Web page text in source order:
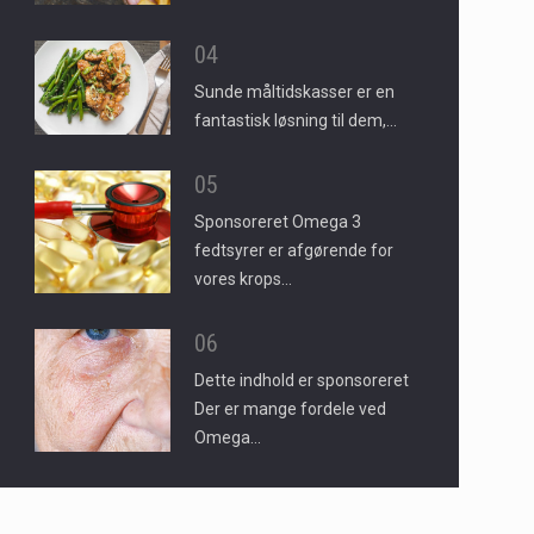
04
Sunde måltidskasser er en
fantastisk løsning til dem,…
05
Sponsoreret Omega 3
fedtsyrer er afgørende for
vores krops…
06
Dette indhold er sponsoreret
Der er mange fordele ved
Omega…